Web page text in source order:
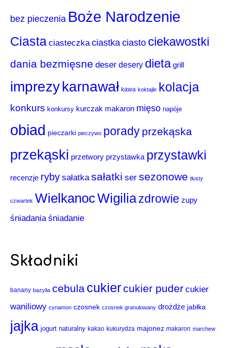
bez pieczenia Boże Narodzenie
Ciasta ciasteczka ciastka ciasto ciekawostki
dania bezmięsne deser desery dieta grill
imprezykarnawał kawa koktajle kolacja
konkurs konkursy kurczak makaron mięso napóje
obiad pieczarki pieczywo porady przekąska
przekąski przetwory przystawka przystawki
recenzje ryby sałatka sałatki ser sezonowe tłusty
czwartek WielkanocWigiliazdrowie zupy
śniadania śniadanie
Składniki
banany bazylia cebula cukiercukier puder cukier
waniliowy cynamon czosnek czosnek granulowany drożdże jabłka
jajka jogurt naturalny kakao kukurydza majonez makaron marchew